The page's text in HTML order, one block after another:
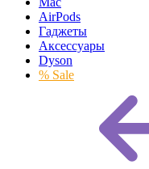
AirPods
Гаджеты
Аксессуары
Dyson
% Sale